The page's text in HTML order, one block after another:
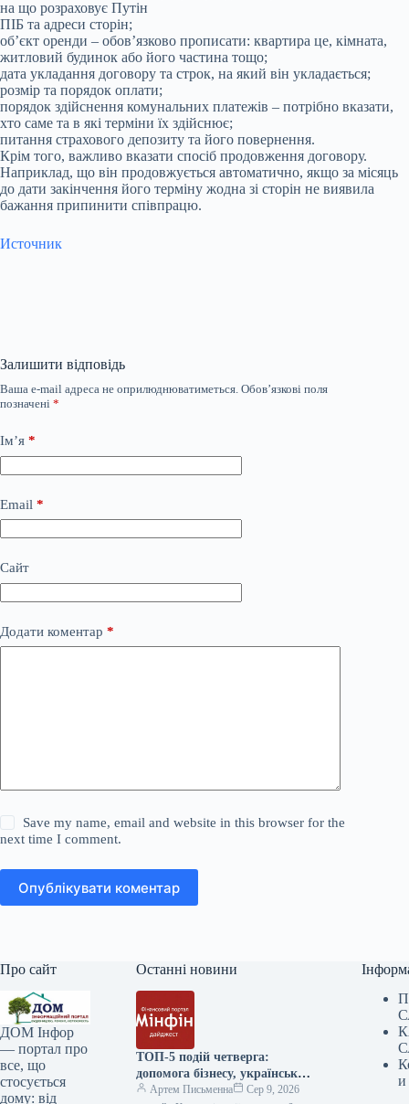
на що розраховує Путін
ПІБ та адреси сторін;
об’єкт оренди – обов’язково прописати: квартира це, кімната,
житловий будинок або його частина тощо;
дата укладання договору та строк, на який він укладається;
розмір та порядок оплати;
порядок здійснення комунальних платежів – потрібно вказати,
хто саме та в які терміни їх здійснює;
питання страхового депозиту та його повернення.
Крім того, важливо вказати спосіб продовження договору.
Наприклад, що він продовжується автоматично, якщо за місяць
до дати закінчення його терміну жодна зі сторін не виявила
бажання припинити співпрацю.
Источник
Залишити відповідь
Ваша e-mail адреса не оприлюднюватиметься. Обов’язкові поля
позначені *
Ім’я *
Email *
Сайт
Додати коментар *
Save my name, email and website in this browser for the
next time I comment.
Опублікувати коментар
Про сайт
ДОМ Інфор
— портал про
все, що
стосується
дому: від
Останні новини
ТОП-5 подій четверга:
допомога бізнесу, український
ВВП та авто з пробігом з ЄС
Артем Письменна
Сер 9, 2026
и